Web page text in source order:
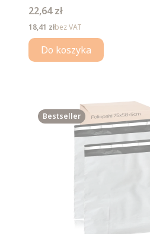
Cena
22,64 zł
Cena
18,41 złbez VAT
Do koszyka
Bestseller